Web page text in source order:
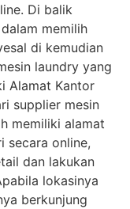
Di balik
memilih
di kemudian
laundry yang
Alamat Kantor
supplier mesin
memiliki alamat
secara online,
dan lakukan
lokasinya
berkunjung